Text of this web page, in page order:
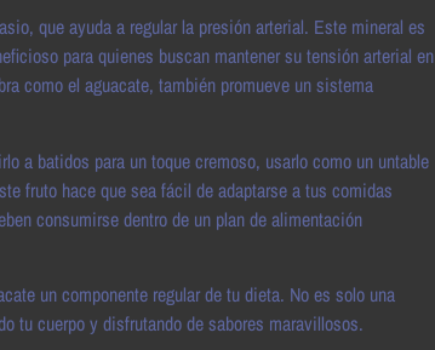
que ayuda a regular la presión arterial. Este mineral es
para quienes buscan mantener su tensión arterial en
como el aguacate, también promueve un sistema
a batidos para un toque cremoso, usarlo como un untable
fruto hace que sea fácil de adaptarse a tus comidas
consumirse dentro de un plan de alimentación
un componente regular de tu dieta. No es solo una
tu cuerpo y disfrutando de sabores maravillosos.